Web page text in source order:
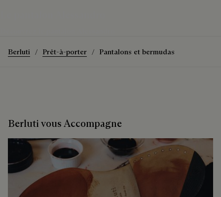
Berluti Prêt-à-porter Pantalons et bermudas
Berluti vous Accompagne